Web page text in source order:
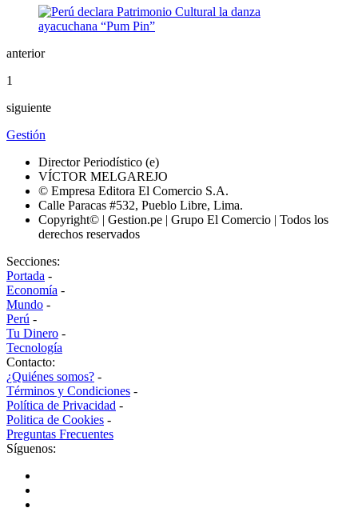
anterior
1
siguiente
Gestión
Director Periodístico (e)
VÍCTOR MELGAREJO
© Empresa Editora El Comercio S.A.
Calle Paracas #532, Pueblo Libre, Lima.
Copyright© | Gestion.pe | Grupo El Comercio | Todos los
derechos reservados
Secciones:
Portada -
Economía -
Mundo -
Perú -
Tu Dinero -
Tecnología
Contacto:
¿Quiénes somos? -
Términos y Condiciones -
Política de Privacidad -
Politica de Cookies -
Preguntas Frecuentes
Síguenos: